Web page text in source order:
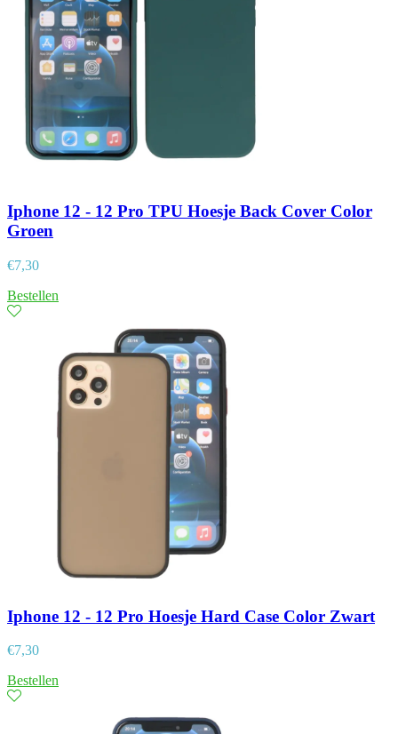
Iphone 12 - 12 Pro TPU Hoesje Back Cover Color
Groen
€7,30
Bestellen
Iphone 12 - 12 Pro Hoesje Hard Case Color Zwart
€7,30
Bestellen